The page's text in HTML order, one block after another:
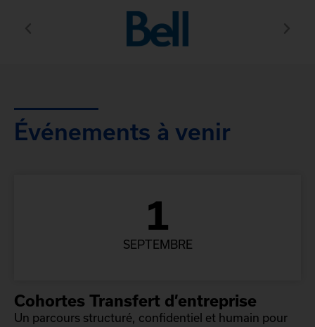
Événements à venir
1
SEPTEMBRE
Cohortes Transfert d’entreprise
Un parcours structuré, confidentiel et humain pour